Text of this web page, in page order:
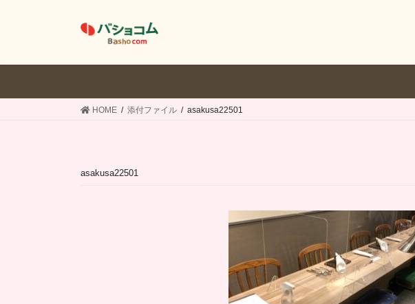
HOME 添付ファイル asakusa22501
asakusa22501